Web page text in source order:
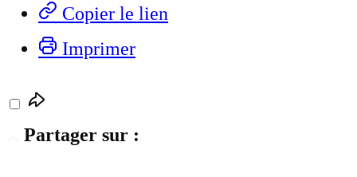
Copier le lien
Imprimer
Partager sur :